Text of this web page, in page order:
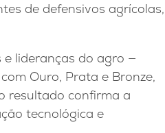
de defensivos agrícolas,
e lideranças do agro —
Ouro, Prata e Bronze,
resultado confirma a
tecnológica e